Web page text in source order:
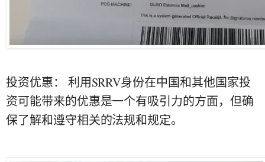
投资优惠： 利用SRRV身份在中国和其他国家投
资可能带来的优惠是一个有吸引力的方面，但确
保了解和遵守相关的法规和规定。